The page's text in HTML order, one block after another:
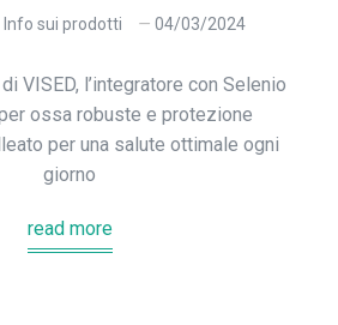
Info sui prodotti 04/03/2024
VISED, l’integratore con Selenio
ossa robuste e protezione
per una salute ottimale ogni
giorno
read more